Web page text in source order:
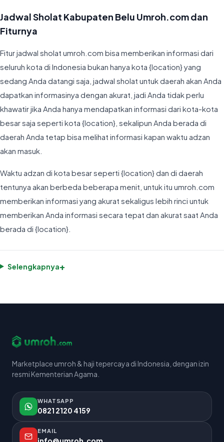
Jadwal Sholat Kabupaten Belu Umroh.com dan
Fiturnya
Fitur jadwal sholat umroh.com bisa memberikan informasi dari
seluruh kota di Indonesia bukan hanya kota {location} yang
sedang Anda datangi saja, jadwal sholat untuk daerah akan Anda
dapatkan informasinya dengan akurat, jadi Anda tidak perlu
khawatir jika Anda hanya mendapatkan informasi dari kota-kota
besar saja seperti kota {location}, sekalipun Anda berada di
daerah Anda tetap bisa melihat informasi kapan waktu adzan
akan masuk.
Waktu adzan di kota besar seperti {location} dan di daerah
tentunya akan berbeda beberapa menit, untuk itu umroh.com
memberikan informasi yang akurat sekaligus lebih rinci untuk
memberikan Anda informasi secara tepat dan akurat saat Anda
berada di {location}.
Selengkapnya+
Marketplace umroh & haji tepercaya di Indonesia, dengan izin
resmi Kementerian Agama.
WHATSAPP
0821 2120 4159
EMAIL